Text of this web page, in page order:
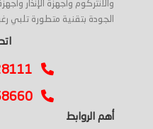
والانتركوم وأجهزة الإنذار
الجودة بتقنية متطورة تلبي
أهم الروابط